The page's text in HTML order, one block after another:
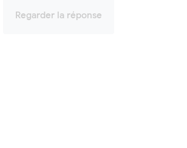
Regarder la réponse